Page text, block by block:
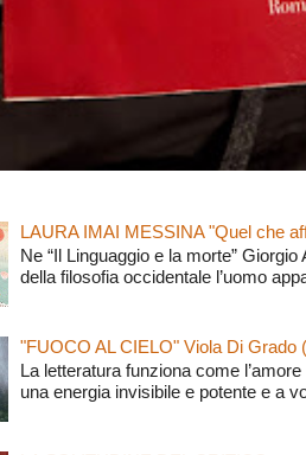
LAURA IMAI MESSINA "Quel che
Ne “Il Linguaggio e la morte”
della filosofia occidentale l’uomo
"FUOCO AL CIELO" Viola Di Grado
La letteratura funziona come
una energia invisibile e potente e a